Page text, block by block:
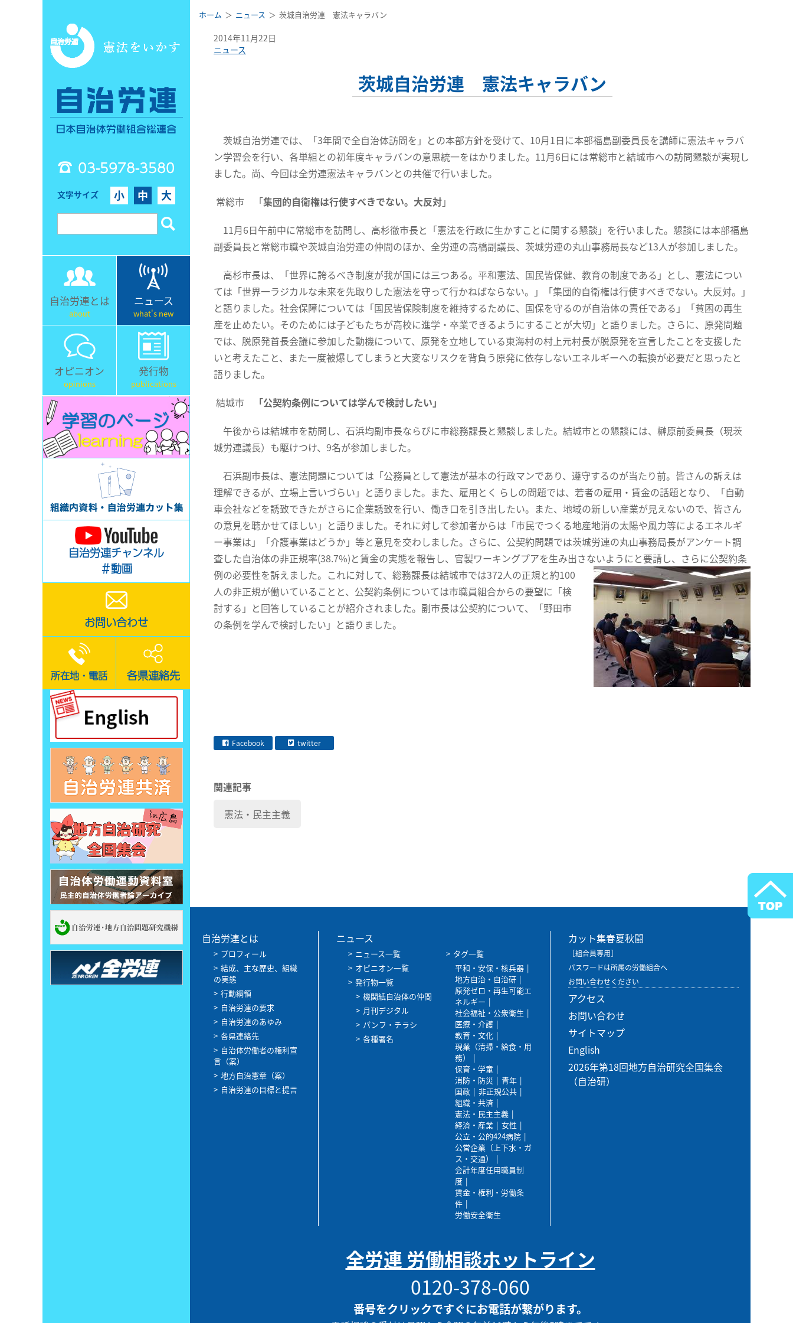
03-5978-3580
文字サイズ 小 中 大
自治労連とは
about
ニュース
what's new
オピニオン
opinions
発行物
publications
自治労連チャンネル
＃動画
お問い合わせ
所在地・電話 各県連絡先
ホーム ニュース 茨城自治労連 憲法キャラバン
2014年11月22日
ニュース
茨城自治労連 憲法キャラバン
茨城自治労連では、「3年間で全自治体訪問を」との本部方針を受けて、10月1日に本部福島副委員長を講師に憲法キャラバ
ン学習会を行い、各単組との初年度キャラバンの意思統一をはかりました。11月6日には常総市と結城市への訪問懇談が実現し
ました。尚、今回は全労連憲法キャラバンとの共催で行いました。
常総市 「集団的自衛権は行使すべきでない。大反対」
11月6日午前中に常総市を訪問し、高杉徹市長と「憲法を行政に生かすことに関する懇談」を行いました。懇談には本部福島
副委員長と常総市職や茨城自治労連の仲間のほか、全労連の高橋副議長、茨城労連の丸山事務局長など13人が参加しました。
高杉市長は、「世界に誇るべき制度が我が国には三つある。平和憲法、国民皆保健、教育の制度である」とし、憲法につい
ては「世界一ラジカルな未来を先取りした憲法を守って行かねばならない。」「集団的自衛権は行使すべきでない。大反対。」
と語りました。社会保障については「国民皆保険制度を維持するために、国保を守るのが自治体の責任である」「貧困の再生
産を止めたい。そのためには子どもたちが高校に進学・卒業できるようにすることが大切」と語りました。さらに、原発問題
では、脱原発首長会議に参加した動機について、原発を立地している東海村の村上元村長が脱原発を宣言したことを支援した
いと考えたこと、また一度被爆してしまうと大変なリスクを背負う原発に依存しないエネルギーへの転換が必要だと思ったと
語りました。
結城市
「公契約条例については学んで検討したい」
午後からは結城市を訪問し、石浜均副市長ならびに市総務課長と懇談しました。結城市との懇談には、榊原前委員長（現茨
城労連議長）も駆けつけ、9名が参加しました。
石浜副市長は、憲法問題については「公務員として憲法が基本の行政マンであり、遵守するのが当たり前。皆さんの訴えは
理解できるが、立場上言いづらい」と語りました。また、雇用とく らしの問題では、若者の雇用・賃金の話題となり、「自動
車会社などを誘致できたがさらに企業誘致を行い、働き口を引き出したい。また、地域の新しい産業が見えないので、皆さん
の意見を聴かせてほしい」と語りました。それに対して参加者からは「市民でつくる地産地消の太陽や風力等によるエネルギ
ー事業は」「介護事業はどうか」等と意見を交わしました。さらに、公契約問題では茨城労連の丸山事務局長がアンケート調
査した自治体の非正規率(38.7%)と賃金の実態を報告し、官製ワーキングプアを生み出さないようにと要請し、さらに公契約条
例の必要性を訴えました。 これに対して、総務課長は結城市では372人の正規と約100
人の非正規が働いていることと、公契約条例については市職員組合からの要望に「検
討する」と回答していることが紹介されました。副市長は公契約について、「野田市
の条例を学んで検討したい」と語りました。
Facebook twitter
関連記事
憲法・民主主義
自治労連とは
プロフィール
結成、主な歴史、組織
の実態
行動綱領
自治労連の要求
自治労連のあゆみ
各県連絡先
自治体労働者の権利宣
言（案）
地方自治憲章（案）
自治労連の目標と提言
ニュース
ニュース一覧
オピニオン一覧
発行物一覧
機関紙自治体の仲間
月刊デジタル
パンフ・チラシ
各種署名
タグ一覧
平和・安保・核兵器
地方自治・自治研
原発ゼロ・再生可能エ
ネルギー
社会福祉・公衆衛生
医療・介護
教育・文化
現業（清掃・給食・用
務）
保育・学童
消防・防災
青年
国政
非正規公共
組織・共済
憲法・民主主義
経済・産業
女性
公立・公的424病院
公営企業（上下水・ガ
ス・交通）
会計年度任用職員制
度
賃金・権利・労働条
件
労働安全衛生
カット集春夏秋闘
［組合員専用］
パスワードは所属の労働組合へ
お問い合わせください
アクセス
お問い合わせ
サイトマップ
English
2026年第18回地方自治研究全国集会
（自治研）
全労連 労働相談ホットライン
0120-378-060
番号をクリックですぐにお電話が繋がります。